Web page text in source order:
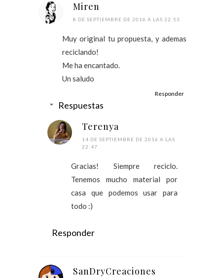
Miren
8 DE SEPTIEMBRE DE 2016 A LAS 22:53
Muy original tu propuesta, y ademas
reciclando!
Me ha encantado.
Un saludo
Responder
Respuestas
Terenya
14 DE SEPTIEMBRE DE 2016 A LAS
22:47
Gracias! Siempre reciclo.
Tenemos mucho material por
casa que podemos usar para
todo :)
Responder
SanDryCreaciones